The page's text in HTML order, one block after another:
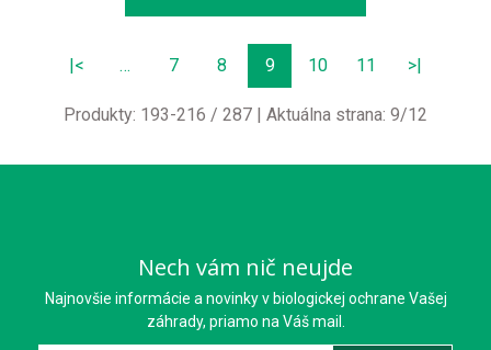
|< … 7 8 9 10 11 >|
Produkty: 193-216 / 287 | Aktuálna strana: 9/12
Nech vám nič neujde
Najnovšie informácie a novinky v biologickej ochrane Vašej
záhrady, priamo na Váš mail.